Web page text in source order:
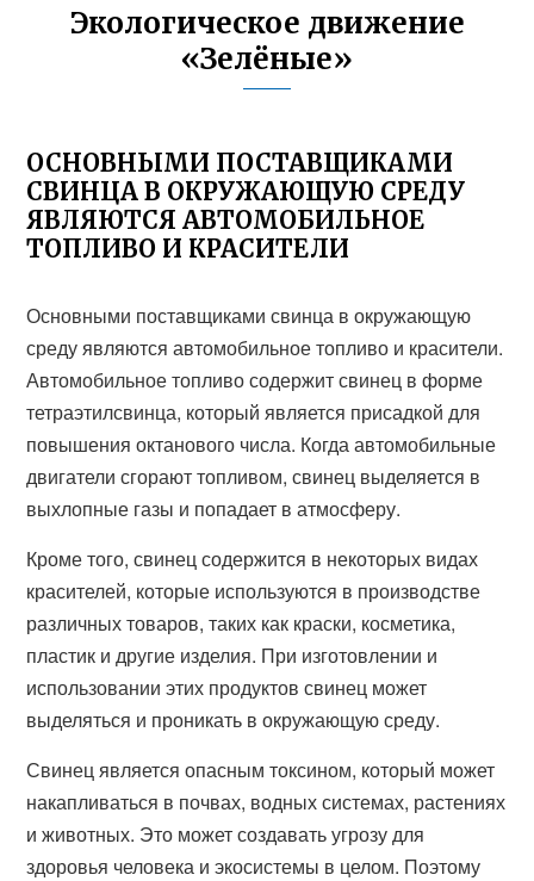
Экологическое движение
«Зелёные»
ОСНОВНЫМИ ПОСТАВЩИКАМИ
СВИНЦА В ОКРУЖАЮЩУЮ СРЕДУ
ЯВЛЯЮТСЯ АВТОМОБИЛЬНОЕ
ТОПЛИВО И КРАСИТЕЛИ
Основными поставщиками свинца в окружающую
среду являются автомобильное топливо и красители.
Автомобильное топливо содержит свинец в форме
тетраэтилсвинца, который является присадкой для
повышения октанового числа. Когда автомобильные
двигатели сгорают топливом, свинец выделяется в
выхлопные газы и попадает в атмосферу.
Кроме того, свинец содержится в некоторых видах
красителей, которые используются в производстве
различных товаров, таких как краски, косметика,
пластик и другие изделия. При изготовлении и
использовании этих продуктов свинец может
выделяться и проникать в окружающую среду.
Свинец является опасным токсином, который может
накапливаться в почвах, водных системах, растениях
и животных. Это может создавать угрозу для
здоровья человека и экосистемы в целом. Поэтому